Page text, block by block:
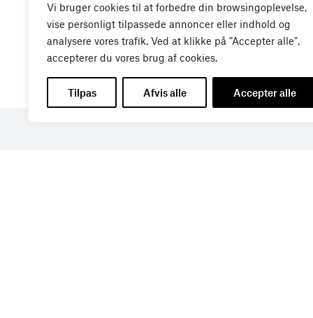
Vi bruger cookies til at forbedre din browsingoplevelse,
vise personligt tilpassede annoncer eller indhold og
analysere vores trafik. Ved at klikke på "Accepter alle",
accepterer du vores brug af cookies.
Tilpas Afvis alle Accepter alle